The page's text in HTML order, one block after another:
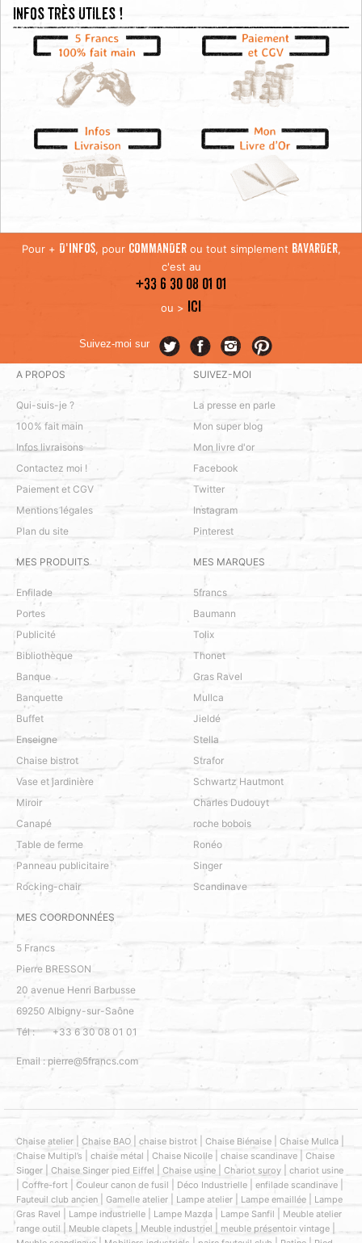
Infos très utiles !
Pour + D'INFOS, pour COMMANDERou tout simplement BAVARDER,
c'est au
+33 6 30 08 01 01
ou > ICI
Suivez-moi sur
A PROPOS
Qui-suis-je ?
100% fait main
Infos livraisons
Contactez moi !
Paiement et CGV
Mentions légales
Plan du site
SUIVEZ-MOI
La presse en parle
Mon super blog
Mon livre d'or
Facebook
Twitter
Instagram
Pinterest
MES PRODUITS
Enfilade
Portes
Publicité
Bibliothèque
Banque
Banquette
Buffet
Enseigne
Chaise bistrot
Vase et jardinière
Miroir
Canapé
Table de ferme
Panneau publicitaire
Rocking-chair
MES MARQUES
5francs
Baumann
Tolix
Thonet
Gras Ravel
Mullca
Jieldé
Stella
Strafor
Schwartz Hautmont
Charles Dudouyt
roche bobois
Ronéo
Singer
Scandinave
MES COORDONNÉES
5 Francs
Pierre BRESSON
20 avenue Henri Barbusse
69250 Albigny-sur-Saône
Tél :
+33 6 30 08 01 01
Email : pierre@5francs.com
Chaise atelier Chaise BAO chaise bistrot Chaise Biénaise Chaise Mullca
Chaise Multipl’s chaise métal Chaise Nicolle chaise scandinave
Chaise
Singer
Chaise Singer pied Eiffel Chaise usine Chariot suroy chariot usine
Coffre-fort Couleur canon de fusil Déco Industrielle enfilade scandinave
Fauteuil club ancien Gamelle atelier Lampe atelier Lampe emaillée
Lampe
Gras Ravel
Lampe industrielle Lampe Mazda Lampe Sanfil
Meuble atelier
range outil
Meuble clapets Meuble industriel meuble présentoir vintage
Nous évaluons votre expérience ?
Sélectionnez
une
option